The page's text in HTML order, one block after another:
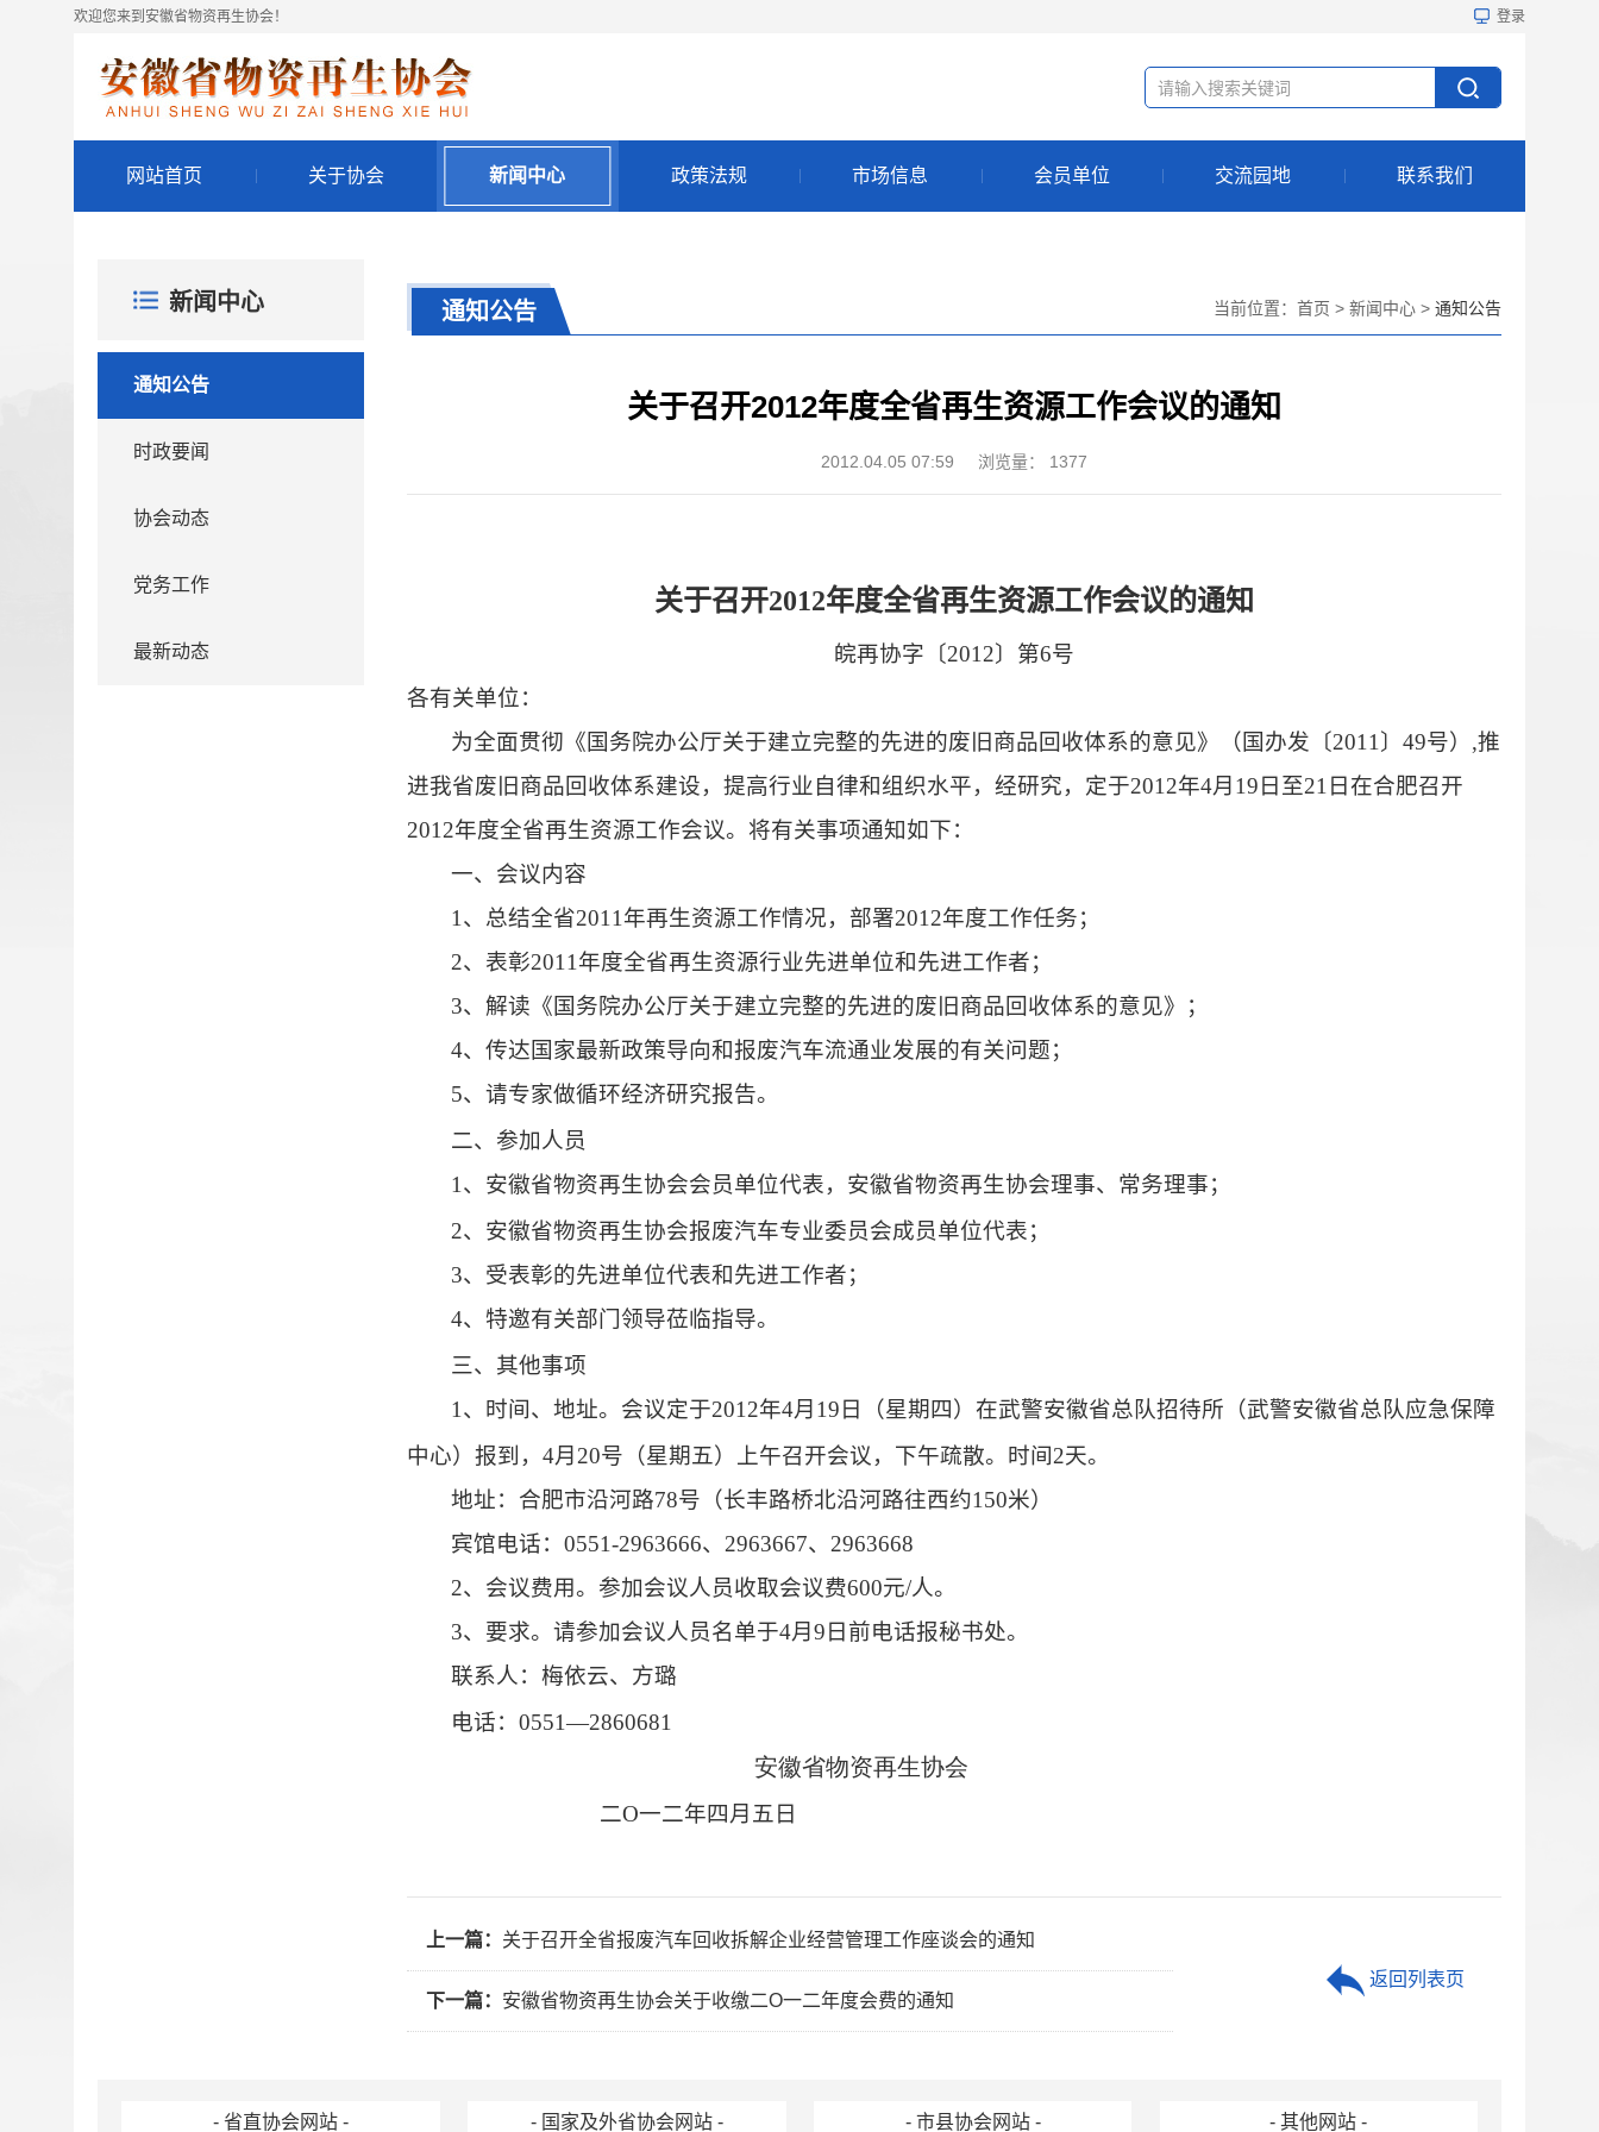
欢迎您来到安徽省物资再生协会！ 登录
网站首页 关于协会 新闻中心 政策法规 市场信息 会员单位 交流园地 联系我们
新闻中心
通知公告
时政要闻
协会动态
党务工作
最新动态
通知公告 当前位置： 首页 > 新闻中心 > 通知公告
关于召开2012年度全省再生资源工作会议的通知
2012.04.05 07:59 浏览量： 1377
关于召开2012年度全省再生资源工作会议的通知
皖再协字〔2012〕第6号
各有关单位：
为全面贯彻《国务院办公厅关于建立完整的先进的废旧商品回收体系的意见》（国办发〔2011 〕 49号） ,推
进我省废旧商品回收体系建设，提高行业自律和组织水平，经研究，定于2012年4月 19 日至21 日在合肥召开
2012年度全省再生资源工作会议。将有关事项通知如下：
一、会议内容
1 、总结全省2011 年再生资源工作情况，部署2012年度工作任务；
2、表彰2011 年度全省再生资源行业先进单位和先进工作者；
3、解读《国务院办公厅关于建立完整的先进的废旧商品回收体系的意见》；
4、传达国家最新政策导向和报废汽车流通业发展的有关问题；
5、请专家做循环经济研究报告。
二、参加人员
1 、安徽省物资再生协会会员单位代表，安徽省物资再生协会理事、常务理事；
2、安徽省物资再生协会报废汽车专业委员会成员单位代表；
3、受表彰的先进单位代表和先进工作者；
4、特邀有关部门领导莅临指导。
三、其他事项
1 、时间、地址。会议定于2012年4月 19 日
（星期四）在武警安徽省总队招待所（武警安徽省总队应急保障
中心）报到， 4月 20号（星期五）上午召开会议，下午疏散。时间2天。
地址：合肥市沿河路78号（长丰路桥北沿河路往西约150米）
宾馆电话： 0551-2963666、 2963667、 2963668
2、会议费用。参加会议人员收取会议费600元/人。
3、要求。请参加会议人员名单于4月 9 日 前电话报秘书处。
联系人：梅依云、方璐
电话： 0551—2860681
安徽省物资再生协会
二O一二年四月五日
上一篇： 关于召开全省报废汽车回收拆解企业经营管理工作座谈会的通知
下一篇： 安徽省物资再生协会关于收缴二O一二年度会费的通知
返回列表页
- 省直协会网站 - - 国家及外省协会网站 - - 市县协会网站 - - 其他网站 -